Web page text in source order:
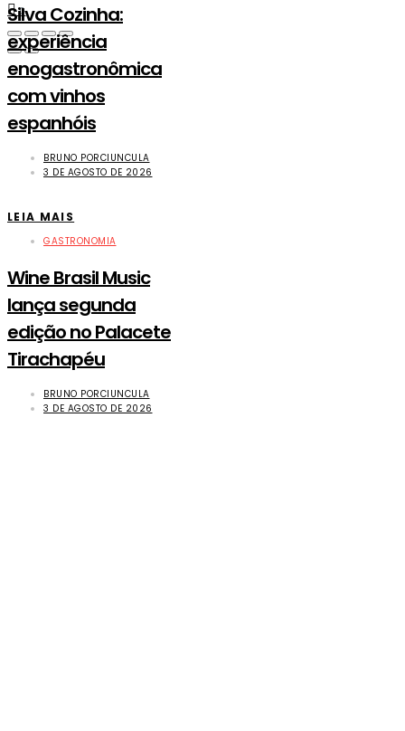
Silva Cozinha:
experiência
enogastronômica
com vinhos
espanhóis
BRUNO PORCIUNCULA
3 DE AGOSTO DE 2026
LEIA MAIS
GASTRONOMIA
Wine Brasil Music
lança segunda
edição no Palacete
Tirachapéu
BRUNO PORCIUNCULA
3 DE AGOSTO DE 2026
0